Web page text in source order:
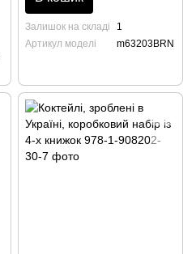
Залишок на складі
1
Артикул моделі
m63203BRN